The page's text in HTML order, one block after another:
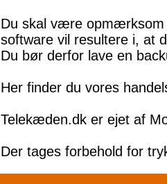
Du skal være opmærksom
software vil resultere i, at
Du bør derfor lave en
Her finder du vores
Telekæden.dk er ejet af
Der tages forbehold for